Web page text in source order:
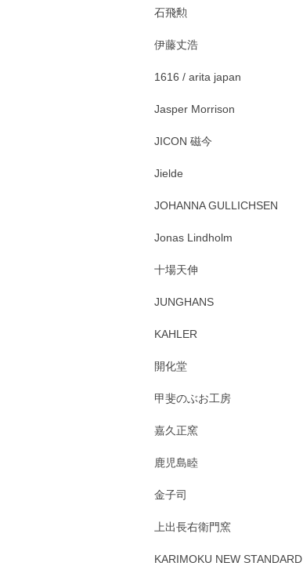
石飛勲
伊藤丈浩
1616 / arita japan
Jasper Morrison
JICON 磁今
Jielde
JOHANNA GULLICHSEN
Jonas Lindholm
十場天伸
JUNGHANS
KAHLER
開化堂
甲斐のぶお工房
嘉久正窯
鹿児島睦
金子司
上出長右衛門窯
KARIMOKU NEW STANDARD